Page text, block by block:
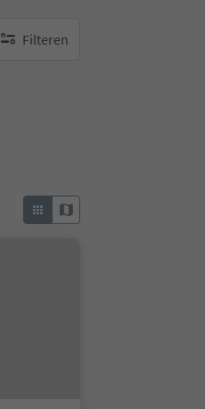
Filteren
geen actieve filters